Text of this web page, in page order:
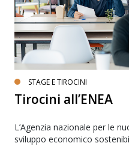
STAGE E TIROCINI
Tirocini all’ENEA
L’Agenzia nazionale per le
sviluppo economico